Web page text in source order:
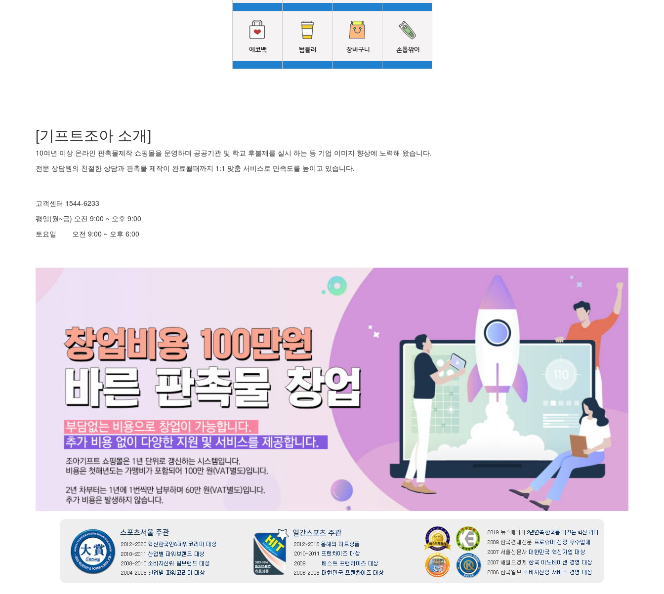
[기프트조아 소개]
10여년 이상 온라인 판촉물제작 쇼핑몰을 운영하며 공공기관 및 학교 후불제를 실시 하는 등 기업 이미지 향상에 노력해 왔습니다.
전문 상담원의 친절한 상담과 판촉물 제작이 완료될때까지 1:1 맞춤 서비스로 만족도를 높이고 있습니다.
고객센터 1544-6233
평일(월~금) 오전 9:00 ~ 오후 9:00
토요일 오전 9:00 ~ 오후 6:00